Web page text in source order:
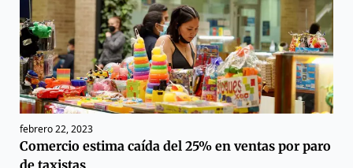
febrero 22, 2023
Comercio estima caída del 25% en ventas por paro